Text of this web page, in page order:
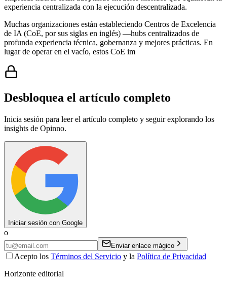
experiencia centralizada con la ejecución descentralizada.
Muchas organizaciones están estableciendo Centros de Excelencia
de IA (CoE, por sus siglas en inglés) —hubs centralizados de
profunda experiencia técnica, gobernanza y mejores prácticas. En
lugar de operar en el vacío, estos CoE im
Desbloquea el artículo completo
Inicia sesión para leer el artículo completo y seguir explorando los
insights de Opinno.
Iniciar sesión con Google
o
Enviar enlace mágico
Acepto los Términos del Servicio y la Política de Privacidad
Horizonte editorial